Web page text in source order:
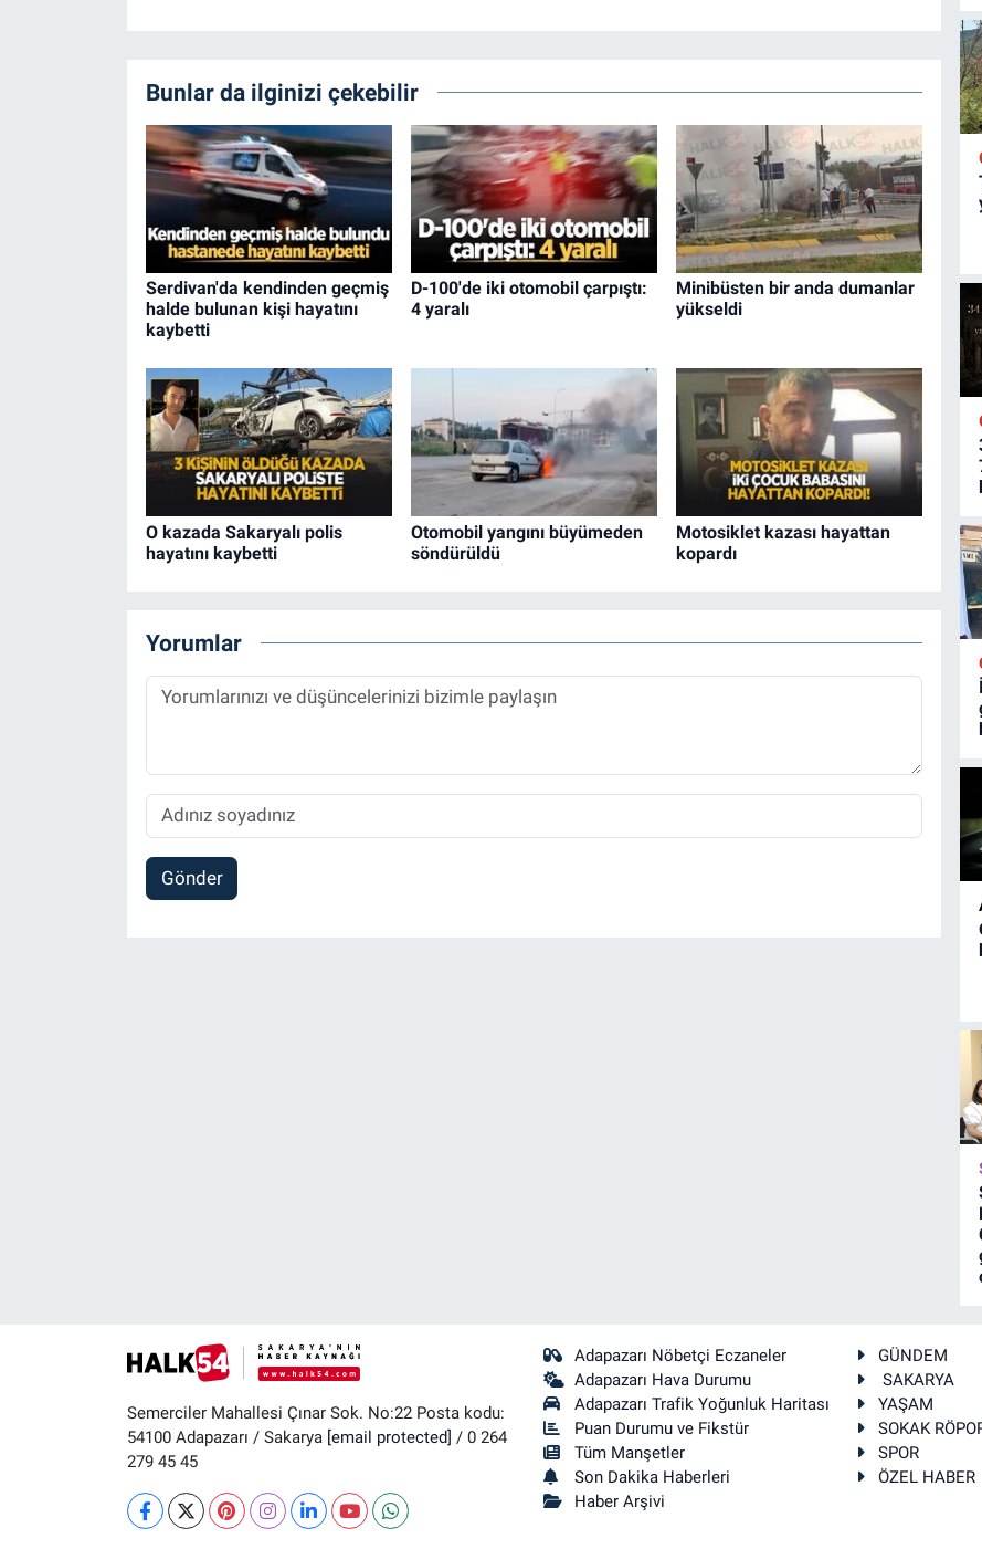
Bunlar da ilginizi çekebilir
Serdivan'da kendinden geçmiş
halde bulunan kişi hayatını
kaybetti
D-100'de iki otomobil çarpıştı:
4 yaralı
Minibüsten bir anda dumanlar
yükseldi
O kazada Sakaryalı polis
hayatını kaybetti
Otomobil yangını büyümeden
söndürüldü
Motosiklet kazası hayattan
kopardı
Yorumlar
Gönder
Semerciler Mahallesi Çınar Sok. No:22 Posta kodu:
54100 Adapazarı / Sakarya [email protected] / 0 264
279 45 45
Adapazarı Nöbetçi Eczaneler
Adapazarı Hava Durumu
Adapazarı Trafik Yoğunluk Haritası
Puan Durumu ve Fikstür
Tüm Manşetler
Son Dakika Haberleri
Haber Arşivi
GÜNDEM
SAKARYA
YAŞAM
SOKAK
SPOR
ÖZEL HABER